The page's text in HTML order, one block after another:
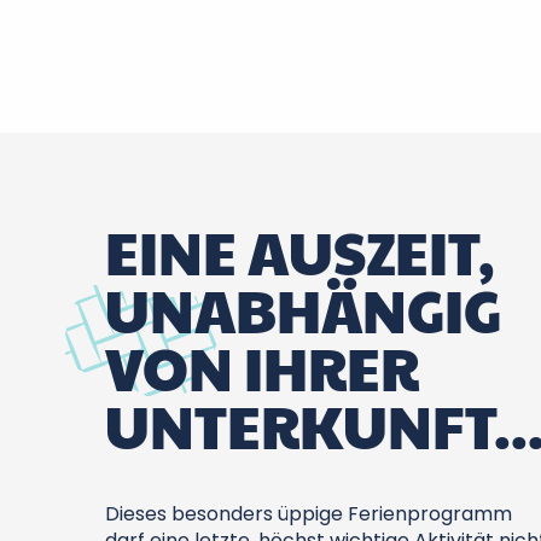
EINE AUSZEIT,
UNABHÄNGIG
VON IHRER
Dieses besonders üppige Ferienprogramm